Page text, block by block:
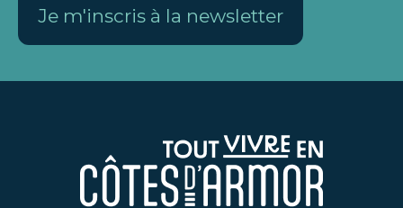
Je m'inscris à la newsletter